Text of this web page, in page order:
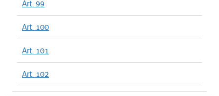
Art. 99
Art. 100
Art. 101
Art. 102